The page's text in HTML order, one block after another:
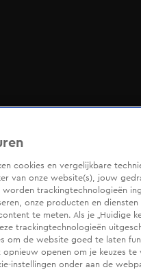
cookies en vergelijkbare
van onze website(s), jouw
trackingtechnologieën
onze producten en
te meten. Als je „Huidige
trackingtechnologieën
om de website goed te laten
openen om je keuzes
instellingen onder aan de